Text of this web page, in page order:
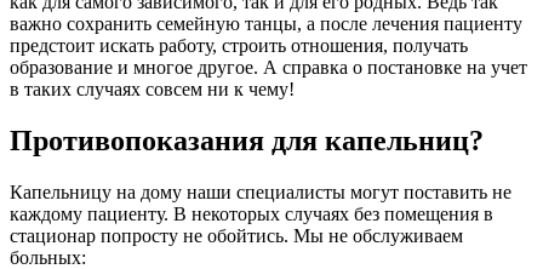
важно сохранить семейную танцы, а после лечения пациенту
предстоит искать работу, строить отношения, получать
образование и многое другое. А справка о постановке на учет
в таких случаях совсем ни к чему!
Противопоказания для капельниц?
Капельницу на дому наши специалисты могут поставить не
каждому пациенту. В некоторых случаях без помещения в
стационар попросту не обойтись. Мы не обслуживаем
больных: